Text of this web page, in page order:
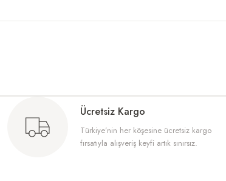
Yıllardır güneş koruyucu bulmakta zorlanıyordum ama
Ücretsiz Kargo
Türkiye’nin her köşesine ücretsiz kargo
fırsatıyla alışveriş keyfi artık sınırsız.